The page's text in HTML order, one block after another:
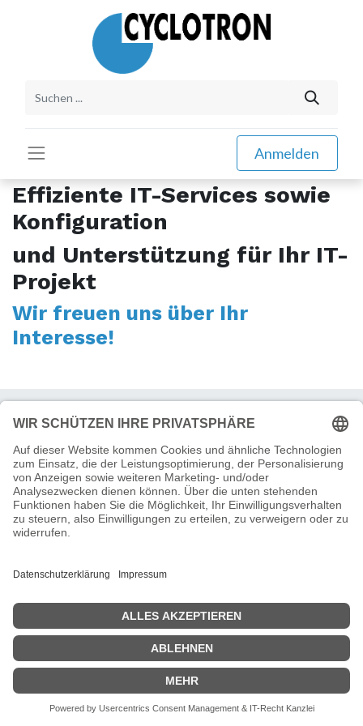
Anmelden
Effiziente IT-Services sowie
Konfiguration
und Unterstützung für Ihr IT-
Projekt
Wir freuen uns über Ihr
Interesse!
Ich wünsche ein *
Beratungstermin vor Ort
Kontakt per E-Mail
Rückruf
Vergleichsangebot
Rückfrage zu Artikel
PLZ